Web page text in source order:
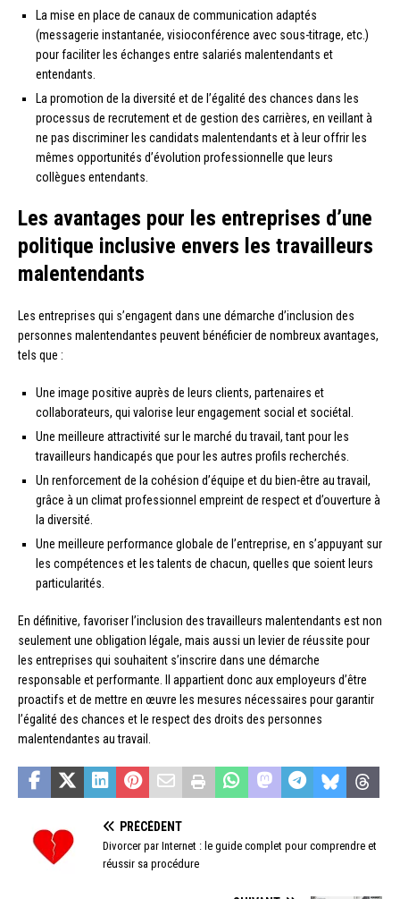
La mise en place de canaux de communication adaptés
(messagerie instantanée, visioconférence avec sous-titrage, etc.)
pour faciliter les échanges entre salariés malentendants et
entendants.
La promotion de la diversité et de l’égalité des chances dans les
processus de recrutement et de gestion des carrières, en veillant à
ne pas discriminer les candidats malentendants et à leur offrir les
mêmes opportunités d’évolution professionnelle que leurs
collègues entendants.
Les avantages pour les entreprises d’une
politique inclusive envers les travailleurs
malentendants
Les entreprises qui s’engagent dans une démarche d’inclusion des
personnes malentendantes peuvent bénéficier de nombreux avantages,
tels que :
Une image positive auprès de leurs clients, partenaires et
collaborateurs, qui valorise leur engagement social et sociétal.
Une meilleure attractivité sur le marché du travail, tant pour les
travailleurs handicapés que pour les autres profils recherchés.
Un renforcement de la cohésion d’équipe et du bien-être au travail,
grâce à un climat professionnel empreint de respect et d’ouverture à
la diversité.
Une meilleure performance globale de l’entreprise, en s’appuyant sur
les compétences et les talents de chacun, quelles que soient leurs
particularités.
En définitive, favoriser l’inclusion des travailleurs malentendants est non
seulement une obligation légale, mais aussi un levier de réussite pour
les entreprises qui souhaitent s’inscrire dans une démarche
responsable et performante. Il appartient donc aux employeurs d’être
proactifs et de mettre en œuvre les mesures nécessaires pour garantir
l’égalité des chances et le respect des droits des personnes
malentendantes au travail.
PRÉCÉDENT
Divorcer par Internet : le guide complet pour comprendre et
réussir sa procédure